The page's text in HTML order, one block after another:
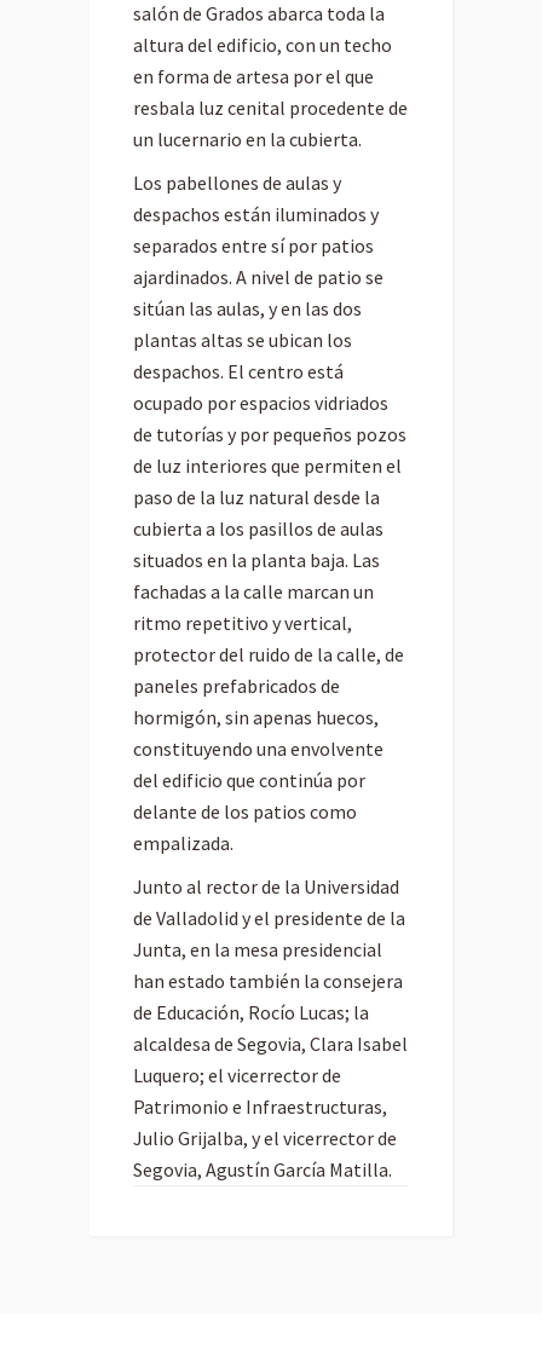
salón de Grados abarca toda la
altura del edificio, con un techo
en forma de artesa por el que
resbala luz cenital procedente de
un lucernario en la cubierta.
Los pabellones de aulas y
despachos están iluminados y
separados entre sí por patios
ajardinados. A nivel de patio se
sitúan las aulas, y en las dos
plantas altas se ubican los
despachos. El centro está
ocupado por espacios vidriados
de tutorías y por pequeños pozos
de luz interiores que permiten el
paso de la luz natural desde la
cubierta a los pasillos de aulas
situados en la planta baja. Las
fachadas a la calle marcan un
ritmo repetitivo y vertical,
protector del ruido de la calle, de
paneles prefabricados de
hormigón, sin apenas huecos,
constituyendo una envolvente
del edificio que continúa por
delante de los patios como
empalizada.
Junto al rector de la Universidad
de Valladolid y el presidente de la
Junta, en la mesa presidencial
han estado también la consejera
de Educación, Rocío Lucas; la
alcaldesa de Segovia, Clara Isabel
Luquero; el vicerrector de
Patrimonio e Infraestructuras,
Julio Grijalba, y el vicerrector de
Segovia, Agustín García Matilla.